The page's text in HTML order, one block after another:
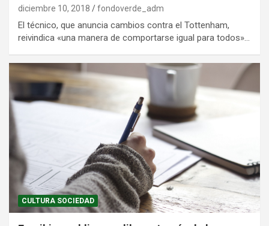
diciembre 10, 2018 fondoverde_adm
El técnico, que anuncia cambios contra el Tottenham,
reivindica «una manera de comportarse igual para todos»…
CULTURA SOCIEDAD